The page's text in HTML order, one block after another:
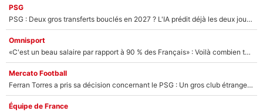
PSG
PSG : Deux gros transferts bouclés en 2027 ? L'IA prédit déjà les deux joueurs qui pourraient rejoindre Luis Enrique !
Omnisport
«C'est un beau salaire par rapport à 90 % des Français» : Voilà combien touchait Nelson Monfort sur France Télévisions avant de rejoindre CNews
Mercato Football
Ferran Torres a pris sa décision concernant le PSG : Un gros club étranger prêt à relancer le feuilleton pour la signature du champion du monde 2026 !
Équipe de France